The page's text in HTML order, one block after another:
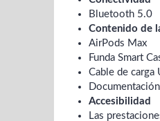
Bluetooth 5.0
Contenido de
AirPods Max
Funda Smart
Cable de carga
Documentación
Accesibilidad
Las